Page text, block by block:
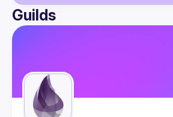
User
Guilds
Guilds